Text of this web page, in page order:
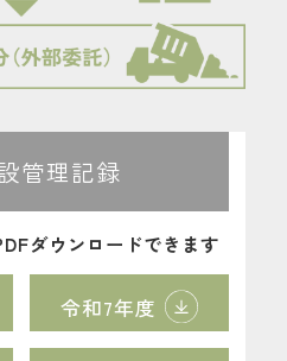
管理記録
ダウンロードできます
令和7年度